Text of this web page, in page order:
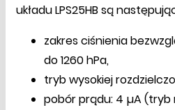
układu LPS25HB są
zakres ciśnienia
do 1260 hPa,
tryb wysokiej
pobór prądu: 4 µA (tryb